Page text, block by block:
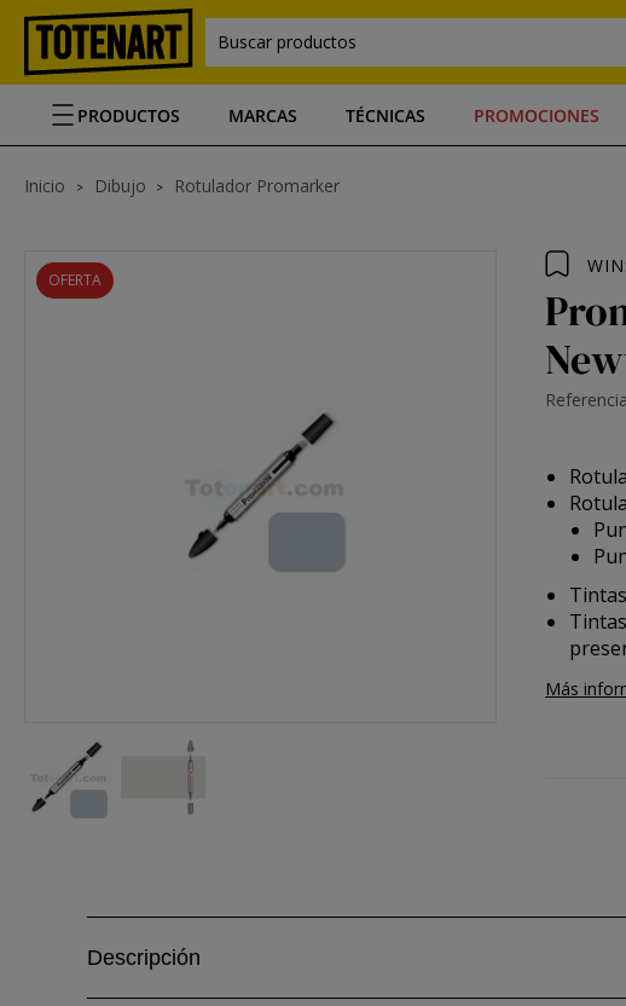
Buscar productos
PRODUCTOS MARCAS TÉCNICAS PROMOCIONES
Inicio Dibujo Rotulador Promarker
OFERTA
Más
Descripción